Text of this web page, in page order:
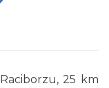
25 km